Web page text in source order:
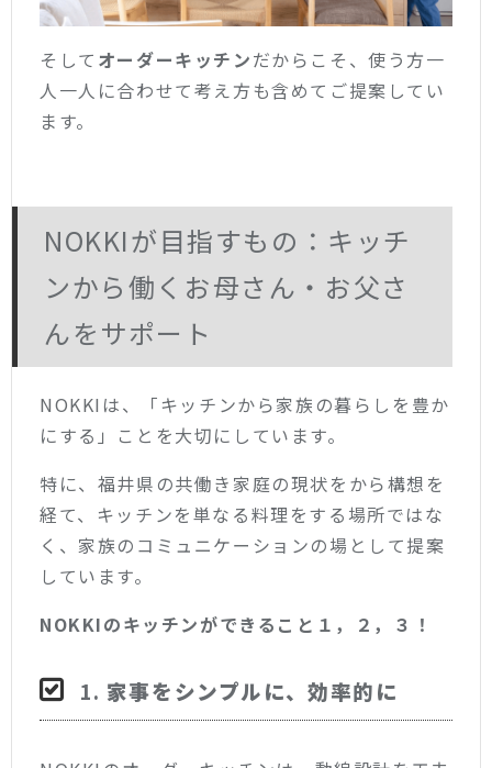
そして オーダーキッチンだからこそ、使う方一
人一人に合わせて考え方も含めてご提案してい
ます。
NOKKIが目指すもの：キッチ
ンから働くお母さん・お父さ
んをサポート
NOKKIは、「キッチンから家族の暮らしを豊か
にする」ことを大切にしています。
特に、福井県の共働き家庭の現状をから構想を
経て、キッチンを単なる料理をする場所ではな
く、家族のコミュニケーションの場として提案
しています。
NOKKIのキッチンができること１，２，３！
1. 家事をシンプルに、効率的に